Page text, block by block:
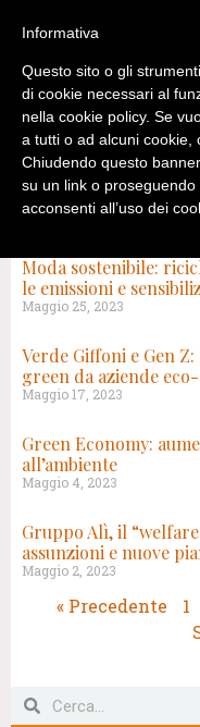
Moda sostenibile:
le emissioni e
Maggio 25, 2023
Verde Giffoni e Gen Z:
green da aziende
Maggio 17, 2023
Green Economy:
all’ambiente
Maggio 4, 2023
Gruppo Alì, il
assunzioni e nuove
Maggio 2, 2023
« Precedente 1
Informativa
Questo sito o gli
di cookie necessari al
nella cookie policy. Se
a tutti o ad alcuni cookie,
Chiudendo questo
su un link o
acconsenti all’uso dei